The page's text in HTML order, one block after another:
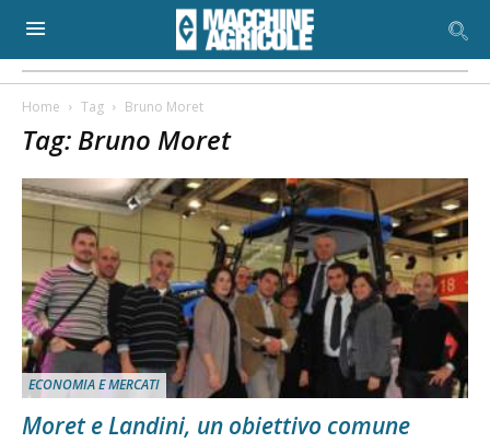
Home Tag Bruno Moret
Tag: Bruno Moret
ECONOMIA E MERCATI
Moret e Landini, un obiettivo comune